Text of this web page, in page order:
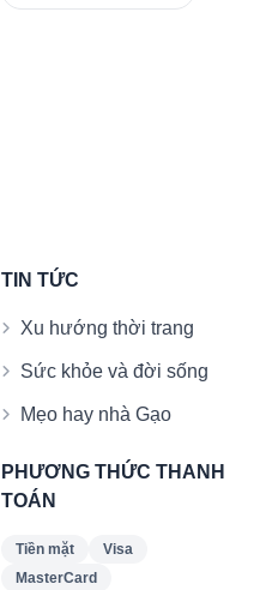
TIN TỨC
Xu hướng thời trang
Sức khỏe và đời sống
Mẹo hay nhà Gạo
PHƯƠNG THỨC THANH
TOÁN
Tiền mặt
Visa
MasterCard